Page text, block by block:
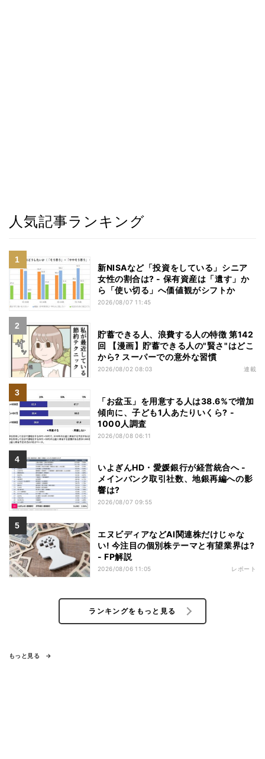
人気記事ランキング
新NISAなど「投資をしている」シニア
女性の割合は? - 保有資産は「遺す」か
ら「使い切る」へ価値観がシフトか
2026/08/07 11:45
貯蓄できる人、浪費する人の特徴 第142
回 【漫画】貯蓄できる人の"賢さ"はどこ
から? スーパーでの意外な習慣
2026/08/02 08:03 連載
「お盆玉」を用意する人は38.6%で増加
傾向に、子ども1人あたりいくら? -
1000人調査
2026/08/08 06:11
いよぎんHD・愛媛銀行が経営統合へ -
メインバンク取引社数、地銀再編への影
響は?
2026/08/07 09:55
エヌビディアなどAI関連株だけじゃな
い! 今注目の個別株テーマと有望業界は?
- FP解説
2026/08/06 11:05 レポート
ランキングをもっと見る
もっと見る